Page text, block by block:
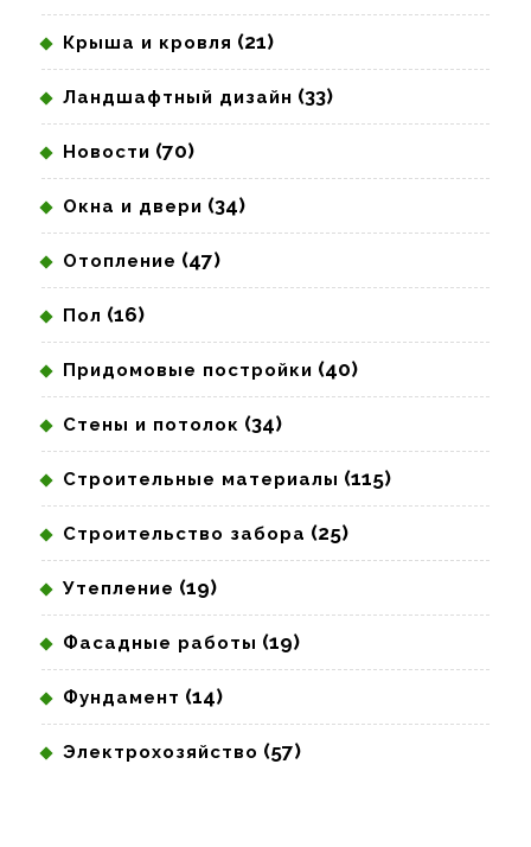
Крыша и кровля (21)
Ландшафтный дизайн (33)
Новости (70)
Окна и двери (34)
Отопление (47)
Пол (16)
Придомовые постройки (40)
Стены и потолок (34)
Строительные материалы (115)
Строительство забора (25)
Утепление (19)
Фасадные работы (19)
Фундамент (14)
Электрохозяйство (57)